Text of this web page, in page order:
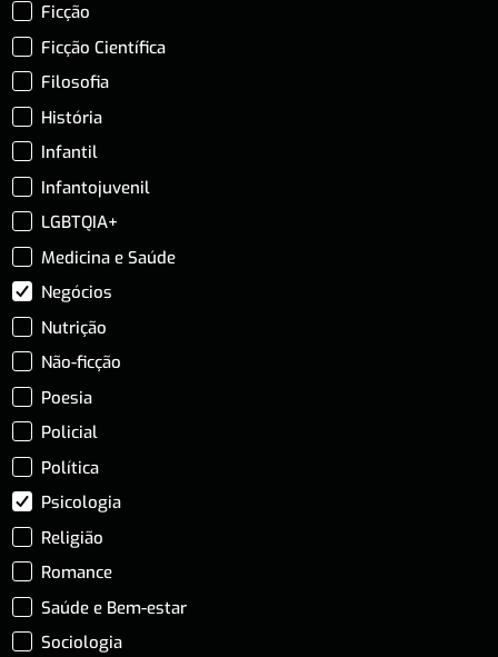
Ficção
Ficção Científica
Filosofia
História
Infantil
Infantojuvenil
LGBTQIA+
Medicina e Saúde
Negócios
Nutrição
Não-ficção
Poesia
Policial
Política
Psicologia
Religião
Romance
Saúde e Bem-estar
Sociologia